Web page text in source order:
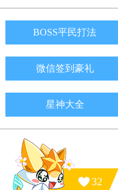
BOSS平民打法
微信签到豪礼
星神大全
32